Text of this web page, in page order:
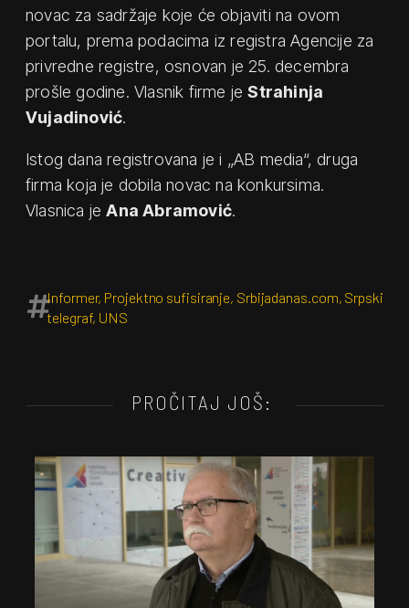
novac za sadržaje koje će objaviti na ovom
portalu, prema podacima iz registra Agencije za
privredne registre, osnovan je 25. decembra
prošle godine. Vlasnik firme jeStrahinja
Vujadinović.
Istog dana registrovana je i „AB media“, druga
firma koja je dobila novac na konkursima.
Vlasnica jeAna Abramović.
Informer, Projektno sufisiranje, Srbijadanas.com, Srpski
telegraf, UNS
PROČITAJ JOŠ: